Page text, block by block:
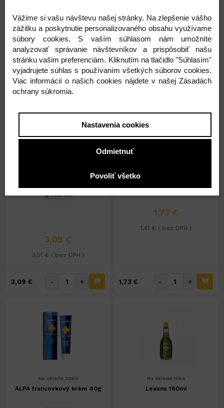
3,09 €
2,51 € ( bez DPH )
3,09 € - +
3,09 €
2,51 € ( bez DPH )
3,09 € - +
100 ml
3,09 €
2,51 € ( bez DPH )
3,09 € - +
1,73 €
1,41 € ( bez DPH )
1,73 € - +
Na sklade 29ks
ALPA francovkový krém 40g
Na sklade 10ks
Lesana 160ml
Vážime si vašu návštevu našej stránky. Na zlepšenie vášho
zážitku a poskytnutie personalizovaného obsahu využívame
súbory cookies. S vaším súhlasom nám umožníte
analyzovať správanie návštevníkov a prispôsobiť našu
stránku vašim preferenciám. Kliknutím na tlačidlo "Súhlasím"
vyjadrujete súhlas s používaním všetkých súborov cookies.
Viac informácií o našich cookies nájdete v našej Zásadách
ochrany súkromia.
Nastavenia cookies
Odmietnuť
Povoliť všetko